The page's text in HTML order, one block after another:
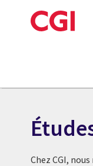
to
Chez CGI,